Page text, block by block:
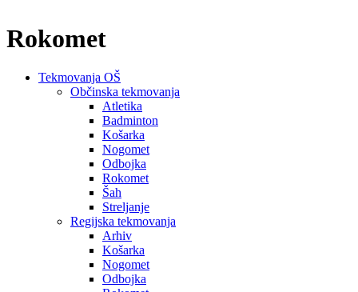
Rokomet
Tekmovanja OŠ
Občinska tekmovanja
Atletika
Badminton
Košarka
Nogomet
Odbojka
Rokomet
Šah
Streljanje
Regijska tekmovanja
Arhiv
Košarka
Nogomet
Odbojka